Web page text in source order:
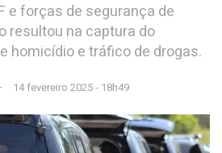
e forças de segurança de
resultou na captura do
homicídio e tráfico de drogas.
14 fevereiro 2025 - 18h49